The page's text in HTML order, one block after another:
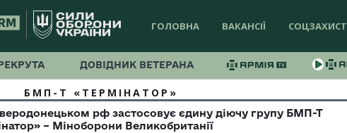
ГОЛОВНА ВАКАНСІЇ СОЦЗАХИСТ
ДОВІДНИК ВЕТЕРАНА
БМП-Т «ТЕРМІНАТОР»
рф застосовує єдину діючу групу БМП-Т
– Міноборони Великобританії